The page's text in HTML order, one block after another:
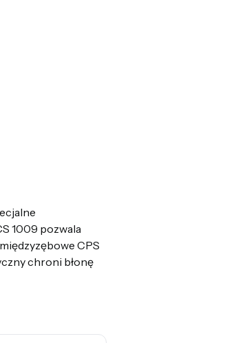
1009 pozwala
CPS
chroni błonę